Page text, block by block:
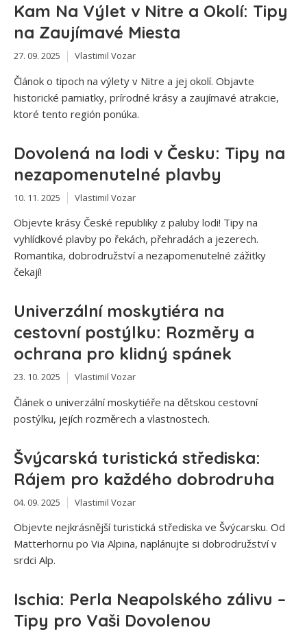
Kam Na Výlet v Nitre a Okolí: Tipy
na Zaujímavé Miesta
27. 09. 2025 Vlastimil Vozar
Článok o tipoch na výlety v Nitre a jej okolí. Objavte
historické pamiatky, prírodné krásy a zaujímavé atrakcie,
ktoré tento región ponúka.
Dovolená na lodi v Česku: Tipy na
nezapomenutelné plavby
10. 11. 2025 Vlastimil Vozar
Objevte krásy České republiky z paluby lodi! Tipy na
vyhlídkové plavby po řekách, přehradách a jezerech.
Romantika, dobrodružství a nezapomenutelné zážitky
čekají!
Univerzální moskytiéra na
cestovní postýlku: Rozměry a
ochrana pro klidný spánek
23. 10. 2025 Vlastimil Vozar
Článek o univerzální moskytiéře na dětskou cestovní
postýlku, jejích rozměrech a vlastnostech.
Švýcarská turistická střediska:
Rájem pro každého dobrodruha
04. 09. 2025 Vlastimil Vozar
Objevte nejkrásnější turistická střediska ve Švýcarsku. Od
Matterhornu po Via Alpina, naplánujte si dobrodružství v
srdci Alp.
Ischia: Perla Neapolského zálivu –
Tipy pro Vaši Dovolenou